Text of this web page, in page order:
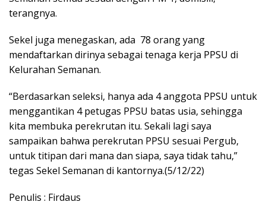
terangnya.
Sekel juga menegaskan, ada 78 orang yang
mendaftarkan dirinya sebagai tenaga kerja PPSU di
Kelurahan Semanan.
“Berdasarkan seleksi, hanya ada 4 anggota PPSU untuk
menggantikan 4 petugas PPSU batas usia, sehingga
kita membuka perekrutan itu. Sekali lagi saya
sampaikan bahwa perekrutan PPSU sesuai Pergub,
untuk titipan dari mana dan siapa, saya tidak tahu,”
tegas Sekel Semanan di kantornya.(5/12/22)
Penulis : Firdaus